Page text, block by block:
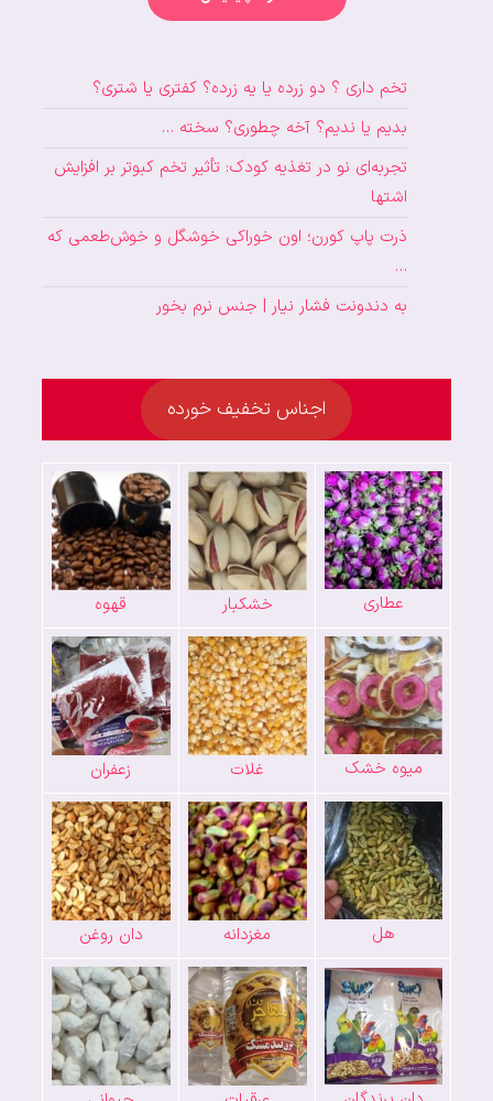
تخم داری ؟ دو زرده یا یه زرده؟ کفتری یا شتری؟
بدیم یا ندیم؟ آخه چطوری؟ سخته …
تجربه‌ای نو در تغذیه کودک: تأثیر تخم کبوتر بر افزایش
اشتها
ذرت پاپ کورن؛ اون خوراکی خوشگل و خوش‌طعمی که
…
به دندونت فشار نیار | جنس نرم بخور
اجناس تخفیف خورده
عطاری خشکبار قهوه
میوه خشک غلات زعفران
هل مغزدانه دان روغن